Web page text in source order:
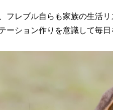
フレブル自らも家族の生活
ーション作りを意識して毎日